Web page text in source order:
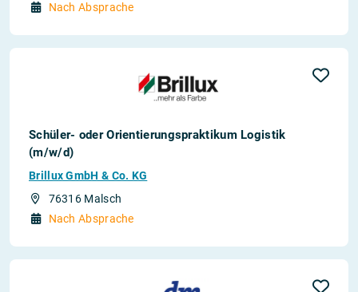
Nach Absprache
Schüler- oder Orientierungspraktikum Logistik
(m/w/d)
Brillux GmbH & Co. KG
76316 Malsch
Nach Absprache